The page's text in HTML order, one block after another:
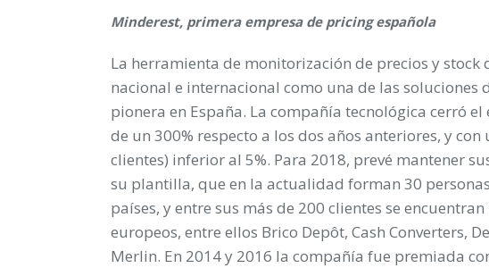
Minderest, primera empresa de pricing española
La herramienta de monitorización de precios y stock
nacional e internacional como una de las soluciones
pionera en España. La compañía tecnológica cerró
de un 300% respecto a los dos años anteriores, y con
clientes) inferior al 5%. Para 2018, prevé mantener
su plantilla, que en la actualidad forman 30
países, y entre sus más de 200 clientes se
europeos, entre ellos Brico Depôt, Cash Converters,
Merlin. En 2014 y 2016 la compañía fue premiada